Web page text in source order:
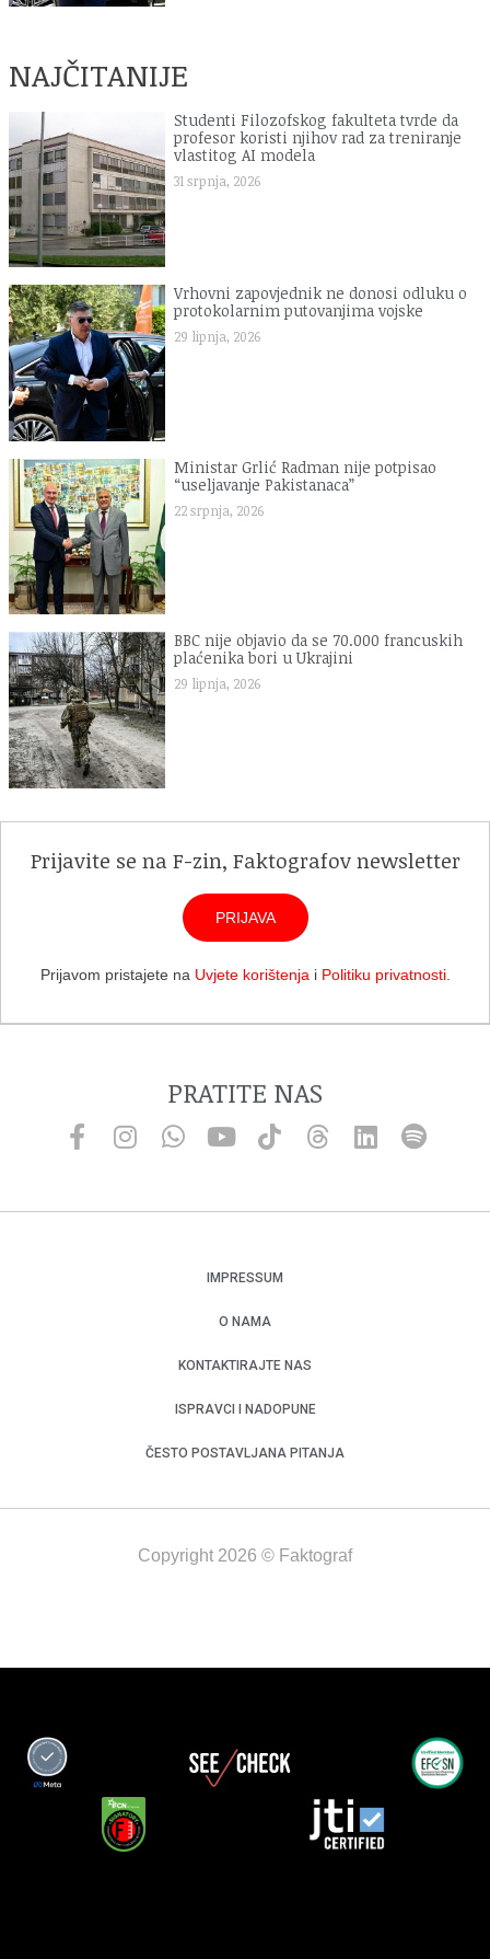
NAJČITANIJE
Studenti Filozofskog fakulteta tvrde da
profesor koristi njihov rad za treniranje
vlastitog AI modela
31 srpnja, 2026
Vrhovni zapovjednik ne donosi odluku o
protokolarnim putovanjima vojske
29 lipnja, 2026
Ministar Grlić Radman nije potpisao
“useljavanje Pakistanaca”
22 srpnja, 2026
BBC nije objavio da se 70.000 francuskih
plaćenika bori u Ukrajini
29 lipnja, 2026
Prijavite se na F-zin, Faktografov newsletter
PRIJAVA
Prijavom pristajete na Uvjete korištenja i Politiku privatnosti.
PRATITE NAS
IMPRESSUM
O NAMA
KONTAKTIRAJTE NAS
ISPRAVCI I NADOPUNE
ČESTO POSTAVLJANA PITANJA
Copyright 2026 © Faktograf